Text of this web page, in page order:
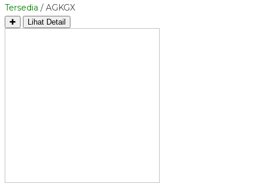
Tersedia / AGKGX
✚ Lihat Detail